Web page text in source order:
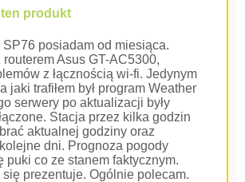
ten produkt
SP76 posiadam od miesiąca.
Asus GT-AC5300,
z łącznością wi-fi. Jedynym
jaki trafiłem był program Weather
serwery po aktualizacji były
Stacja przez kilka godzin
aktualnej godziny oraz
dni. Prognoza pogody
puki co ze stanem faktycznym.
się prezentuje. Ogólnie polecam.